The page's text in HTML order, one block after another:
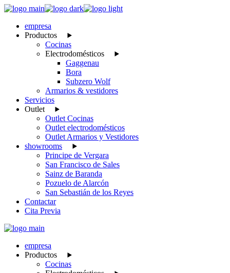
Skip
content
empresa
Productos
Cocinas
Electrodomésticos
Gaggenau
Bora
Subzero Wolf
Armarios & vestidores
Servicios
Outlet
Outlet Cocinas
Outlet electrodomésticos
Outlet Armarios y Vestidores
showrooms
Principe de Vergara
San Francisco de Sales
Sainz de Baranda
Pozuelo de Alarcón
San Sebastián de los Reyes
Contactar
Cita Previa
empresa
Productos
Cocinas